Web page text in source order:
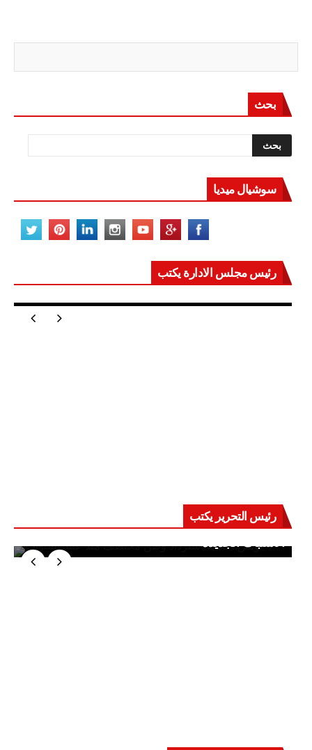
بحث
سوشيال ميديا
رئيس مجلس الادارة يكتب
مصر تعيد للعالم اتزانه
رئيس التحرير يكتب
حرب على العقول.. حادثة دمياط تكشف قواعد